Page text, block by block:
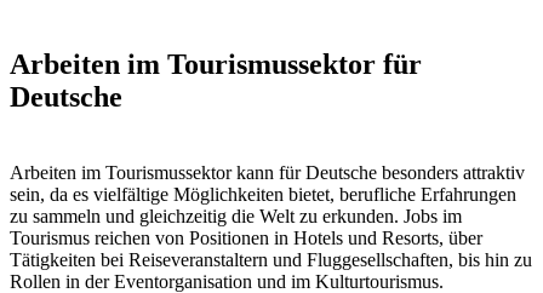
Arbeiten im Tourismussektor für
Deutsche
Arbeiten im Tourismussektor kann für Deutsche besonders attraktiv
sein, da es vielfältige Möglichkeiten bietet, berufliche Erfahrungen
zu sammeln und gleichzeitig die Welt zu erkunden. Jobs im
Tourismus reichen von Positionen in Hotels und Resorts, über
Tätigkeiten bei Reiseveranstaltern und Fluggesellschaften, bis hin zu
Rollen in der Eventorganisation und im Kulturtourismus.